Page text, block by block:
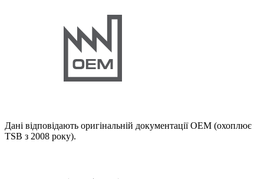
Дані відповідають оригінальній документації OEM (охоплює
TSB з 2008 року).